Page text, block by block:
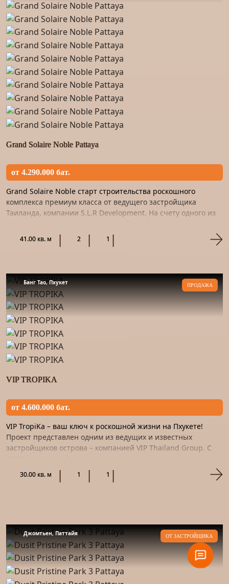
Grand Solaire Noble Pattaya
от 4.290.000 бат.
Grand Solaire Noble старт строительства роскошного
комплекса премиум класса от ведущего застройщика
Таиланда, компании S.L.R Development. На счету одного из
реализованны...
41.00 кв. м 2 1
Банг Тао, Пхукет ПРОДАЖА
VIP TROPIKA
от 4.600.000 бат.
VIP TropiKa – ваш ключ к роскошной жизни на Пхукете!
Проект представлен одним из ведущих и известных
застройщиков острова – компанией VIP Thailand Group. С
сочетая инно...
30.00 кв. м 1 1
Джомтьен, Паттайя ОТ ЗАСТРОЙЩИКА